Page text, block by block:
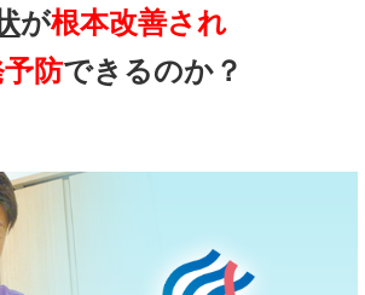
が根本改善され
防できるのか？